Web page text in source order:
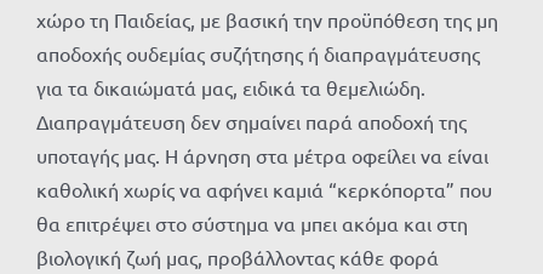
χώρο τη Παιδείας, με βασική την προϋπόθεση της μη
αποδοχής ουδεμίας συζήτησης ή διαπραγμάτευσης
για τα δικαιώματά μας, ειδικά τα θεμελιώδη.
Διαπραγμάτευση δεν σημαίνει παρά αποδοχή της
υποταγής μας. Η άρνηση στα μέτρα οφείλει να είναι
καθολική χωρίς να αφήνει καμιά “κερκόπορτα” που
θα επιτρέψει στο σύστημα να μπει ακόμα και στη
βιολογική ζωή μας, προβάλλοντας κάθε φορά